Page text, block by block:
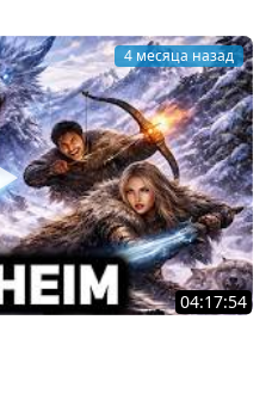
4 месяца назад
04:17:54
#10